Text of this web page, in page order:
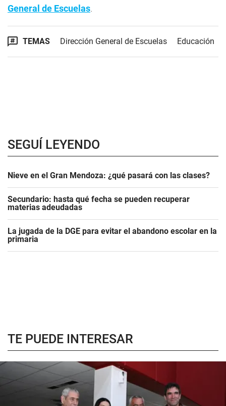
General de Escuelas.
TEMAS Dirección General de Escuelas Educación
SEGUÍ LEYENDO
Nieve en el Gran Mendoza: ¿qué pasará con las clases?
Secundario: hasta qué fecha se pueden recuperar
materias adeudadas
La jugada de la DGE para evitar el abandono escolar en la
primaria
TE PUEDE INTERESAR